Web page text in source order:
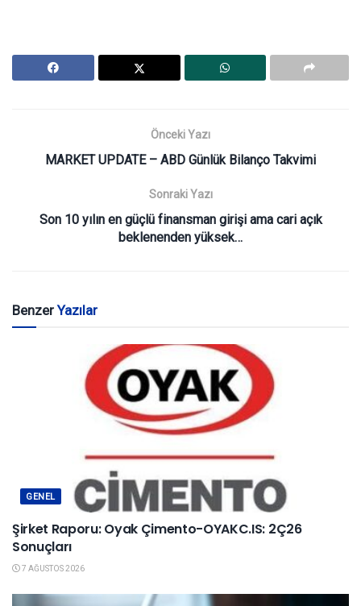
Önceki Yazı
MARKET UPDATE – ABD Günlük Bilanço Takvimi
Sonraki Yazı
Son 10 yılın en güçlü finansman girişi ama cari açık
beklenenden yüksek…
BenzerYazılar
GENEL
Şirket Raporu: Oyak Çimento-OYAKC.IS: 2Ç26
Sonuçları
7 AĞUSTOS 2026